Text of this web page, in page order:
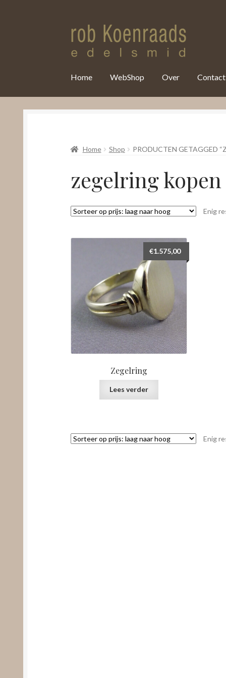
Home WebShop Over Contact
Home Shop PRODUCTEN GETAGGED
zegelring
Enig
Zegelring
€1.575,00
Lees verder
Enig